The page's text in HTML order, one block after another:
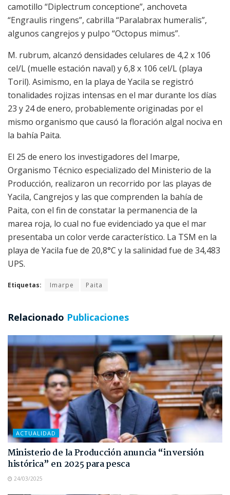
camotillo “Diplectrum conceptione”, anchoveta
“Engraulis ringens”, cabrilla “Paralabrax humeralis”,
algunos cangrejos y pulpo “Octopus mimus”.
M. rubrum, alcanzó densidades celulares de 4,2 x 106
cel/L (muelle estación naval) y 6,8 x 106 cel/L (playa
Toril). Asimismo, en la playa de Yacila se registró
tonalidades rojizas intensas en el mar durante los días
23 y 24 de enero, probablemente originadas por el
mismo organismo que causó la floración algal nociva en
la bahía Paita.
El 25 de enero los investigadores del Imarpe,
Organismo Técnico especializado del Ministerio de la
Producción, realizaron un recorrido por las playas de
Yacila, Cangrejos y las que comprenden la bahía de
Paita, con el fin de constatar la permanencia de la
marea roja, lo cual no fue evidenciado ya que el mar
presentaba un color verde característico. La TSM en la
playa de Yacila fue de 20,8°C y la salinidad fue de 34,483
UPS.
Etiquetas: Imarpe Paita
Relacionado Publicaciones
ACTUALIDAD
Ministerio de la Producción anuncia “inversión
histórica” en 2025 para pesca
24/03/2025